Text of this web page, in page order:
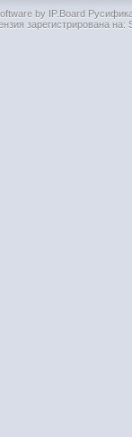
by IP.Board
зарегистрирована на: